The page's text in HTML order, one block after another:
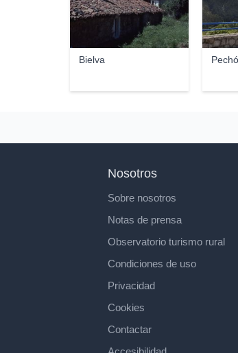
Bielva
Nosotros
Sobre nosotros
Notas de prensa
Observatorio turismo rural
Condiciones de uso
Privacidad
Cookies
Contactar